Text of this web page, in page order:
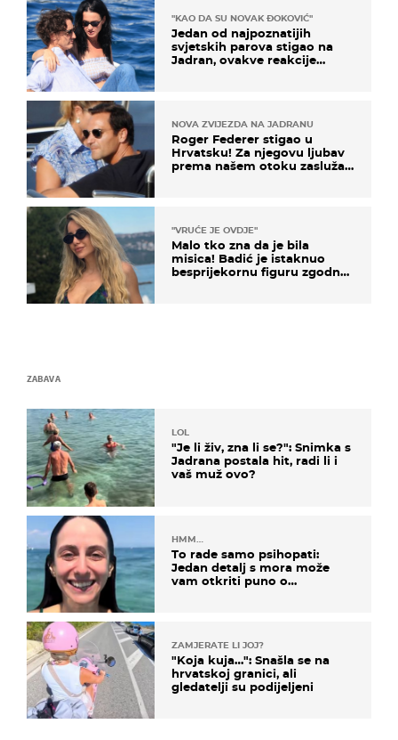
"KAO DA SU NOVAK ĐOKOVIĆ"
Jedan od najpoznatijih
svjetskih parova stigao na
Jadran, ovakve reakcije
NOVA ZVIJEZDA NA JADRANU
Roger Federer stigao u
Hrvatsku! Za njegovu ljubav
prema našem otoku zaslužan
"VRUĆE JE OVDJE"
Malo tko zna da je bila
misica! Badić je istaknuo
besprijekornu figuru zgodne
ZABAVA
LOL
"Je li živ, zna li se?": Snimka s
Jadrana postala hit, radi li i
vaš muž ovo?
HMM…
To rade samo psihopati:
Jedan detalj s mora može
vam otkriti puno o
ZAMJERATE LI JOJ?
"Koja kuja…": Snašla se na
hrvatskoj granici, ali
gledatelji su podijeljeni